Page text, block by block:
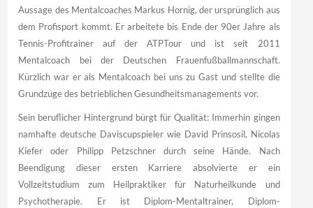
Aussage des Mentalcoaches Markus Hornig, der ursprünglich aus
dem Profisport kommt. Er arbeitete bis Ende der 90er Jahre als
Tennis-Profitrainer auf der ATPTour und ist seit 2011
Mentalcoach bei der Deutschen Frauenfußballmannschaft.
Kürzlich war er als Mentalcoach bei uns zu Gast und stellte die
Grundzüge des betrieblichen Gesundheitsmanagements vor.
Sein beruflicher Hintergrund bürgt für Qualität: Immerhin gingen
namhafte deutsche Daviscupspieler wie David Prinsosil, Nicolas
Kiefer oder Philipp Petzschner durch seine Hände. Nach
Beendigung dieser ersten Karriere absolvierte er ein
Vollzeitstudium zum Heilpraktiker für Naturheilkunde und
Psychotherapie. Er ist Diplom-Mentaltrainer, Diplom-